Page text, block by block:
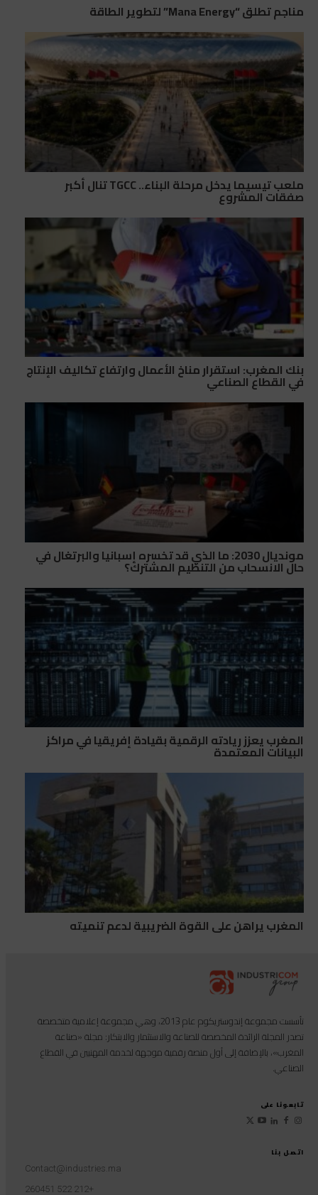
مناجم تطلق “Mana Energy” لتطوير الطاقة
ملعب تيسيما يدخل مرحلة البناء.. TGCC تنال أكبر
صفقات المشروع
بنك المغرب: استقرار مناخ الأعمال وارتفاع تكاليف الإنتاج
في القطاع الصناعي
مونديال 2030: ما الذي قد تخسره إسبانيا والبرتغال في
حال الانسحاب من التنظيم المشترك؟
المغرب يعزز ريادته الرقمية بقيادة إفريقيا في مراكز
البيانات المعتمدة
المغرب يراهن على القوة الضريبية لدعم تنميته
اتصل بنا
Contact@industries.ma
+212 522 260451
تأسست مجموعة إندوستريكوم عام 2013، وهي مجموعة إعلامية متخصصة
تصدر المجلة الرائدة المخصصة للصناعة والاستثمار والابتكار: مجلة «صناعة
المغرب»، بالإضافة إلى أول منصة رقمية موجهة لخدمة المهنيين في القطاع
الصناعي.
تابعونا على